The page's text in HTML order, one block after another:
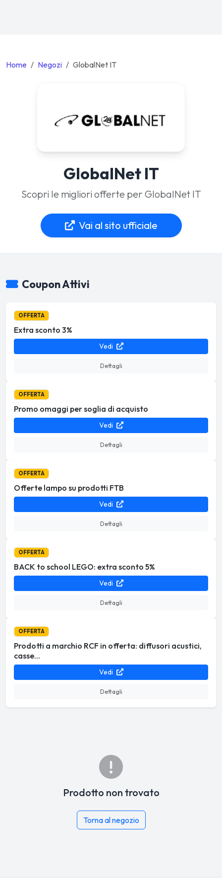
Home Negozi GlobalNet IT
GlobalNet IT
Scopri le migliori offerte per GlobalNet IT
Vai al sito ufficiale
Coupon Attivi
OFFERTA
Extra sconto 3%
Vedi
Dettagli
OFFERTA
Promo omaggi per soglia di acquisto
Vedi
Dettagli
OFFERTA
Offerte lampo su prodotti FTB
Vedi
Dettagli
OFFERTA
BACK to school LEGO: extra sconto 5%
Vedi
Dettagli
OFFERTA
Prodotti a marchio RCF in offerta: diffusori acustici,
casse...
Vedi
Dettagli
Prodotto non trovato
Torna al negozio